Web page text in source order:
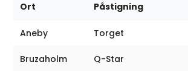
Ort Påstigning
Aneby Torget
Bruzaholm Q-Star